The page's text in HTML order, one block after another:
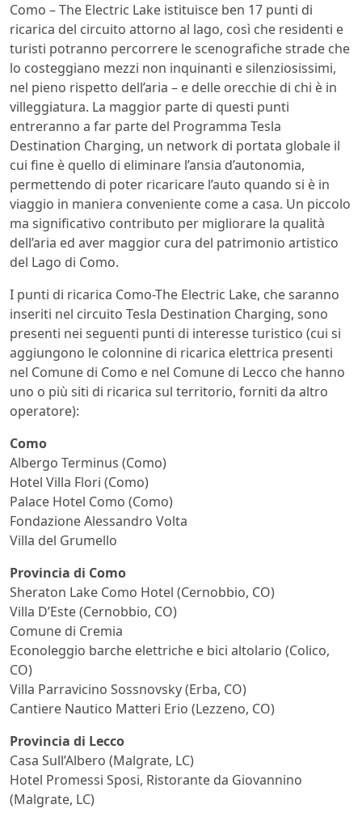
Como – The Electric Lake istituisce ben 17 punti di
ricarica del circuito attorno al lago, così che residenti e
turisti potranno percorrere le scenografiche strade che
lo costeggiano mezzi non inquinanti e silenziosissimi,
nel pieno rispetto dell’aria – e delle orecchie di chi è in
villeggiatura. La maggior parte di questi punti
entreranno a far parte del Programma Tesla
Destination Charging, un network di portata globale il
cui fine è quello di eliminare l’ansia d’autonomia,
permettendo di poter ricaricare l’auto quando si è in
viaggio in maniera conveniente come a casa. Un piccolo
ma significativo contributo per migliorare la qualità
dell’aria ed aver maggior cura del patrimonio artistico
del Lago di Como.
I punti di ricarica Como-The Electric Lake, che saranno
inseriti nel circuito Tesla Destination Charging, sono
presenti nei seguenti punti di interesse turistico (cui si
aggiungono le colonnine di ricarica elettrica presenti
nel Comune di Como e nel Comune di Lecco che hanno
uno o più siti di ricarica sul territorio, forniti da altro
operatore):
Como
Albergo Terminus (Como)
Hotel Villa Flori (Como)
Palace Hotel Como (Como)
Fondazione Alessandro Volta
Villa del Grumello
Provincia di Como
Sheraton Lake Como Hotel (Cernobbio, CO)
Villa D’Este (Cernobbio, CO)
Comune di Cremia
Econoleggio barche elettriche e bici altolario (Colico,
CO)
Villa Parravicino Sossnovsky (Erba, CO)
Cantiere Nautico Matteri Erio (Lezzeno, CO)
Provincia di Lecco
Casa Sull’Albero (Malgrate, LC)
Hotel Promessi Sposi, Ristorante da Giovannino
(Malgrate, LC)